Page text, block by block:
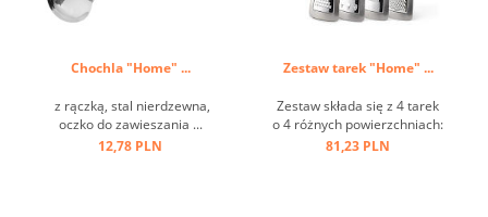
Chochla "Home" ...
z rączką, stal nierdzewna,
oczko do zawieszania ...
12,78 PLN
Zestaw tarek "Home" ...
Zestaw składa się z 4 tarek
o 4 różnych powierzchniach:
grubej, średniej, koronowej i
81,23 PLN